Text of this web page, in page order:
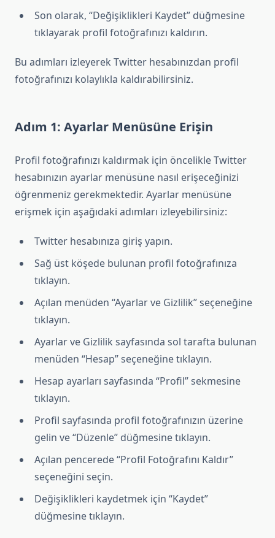
Son olarak, “Değişiklikleri Kaydet” düğmesine
tıklayarak profil fotoğrafınızı kaldırın.
Bu adımları izleyerek Twitter hesabınızdan profil
fotoğrafınızı kolaylıkla kaldırabilirsiniz.
Adım 1: Ayarlar Menüsüne Erişin
Profil fotoğrafınızı kaldırmak için öncelikle Twitter
hesabınızın ayarlar menüsüne nasıl erişeceğinizi
öğrenmeniz gerekmektedir. Ayarlar menüsüne
erişmek için aşağıdaki adımları izleyebilirsiniz:
Twitter hesabınıza giriş yapın.
Sağ üst köşede bulunan profil fotoğrafınıza
tıklayın.
Açılan menüden “Ayarlar ve Gizlilik” seçeneğine
tıklayın.
Ayarlar ve Gizlilik sayfasında sol tarafta bulunan
menüden “Hesap” seçeneğine tıklayın.
Hesap ayarları sayfasında “Profil” sekmesine
tıklayın.
Profil sayfasında profil fotoğrafınızın üzerine
gelin ve “Düzenle” düğmesine tıklayın.
Açılan pencerede “Profil Fotoğrafını Kaldır”
seçeneğini seçin.
Değişiklikleri kaydetmek için “Kaydet”
düğmesine tıklayın.